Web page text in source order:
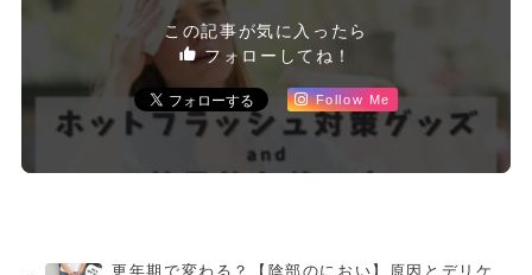
この記事が気に入ったら
フォローしてね！
Follow Me
更年期で変わる？【陰部のにおい】原因とデリケ